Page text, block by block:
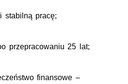
stabilną pracę;
przepracowaniu 25 lat;
finansowe –